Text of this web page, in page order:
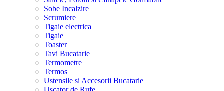
Sobe Incalzire
Scrumiere
Tigaie electrica
Tigaie
Toaster
Tavi Bucatarie
Termometre
Termos
Ustensile si Accesorii Bucatarie
Uscator de Rufe